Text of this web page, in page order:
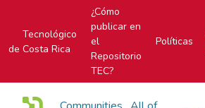
Tecnológico
de Costa Rica
¿Cómo
publicar en
el
Repositorio
TEC?
Políticas